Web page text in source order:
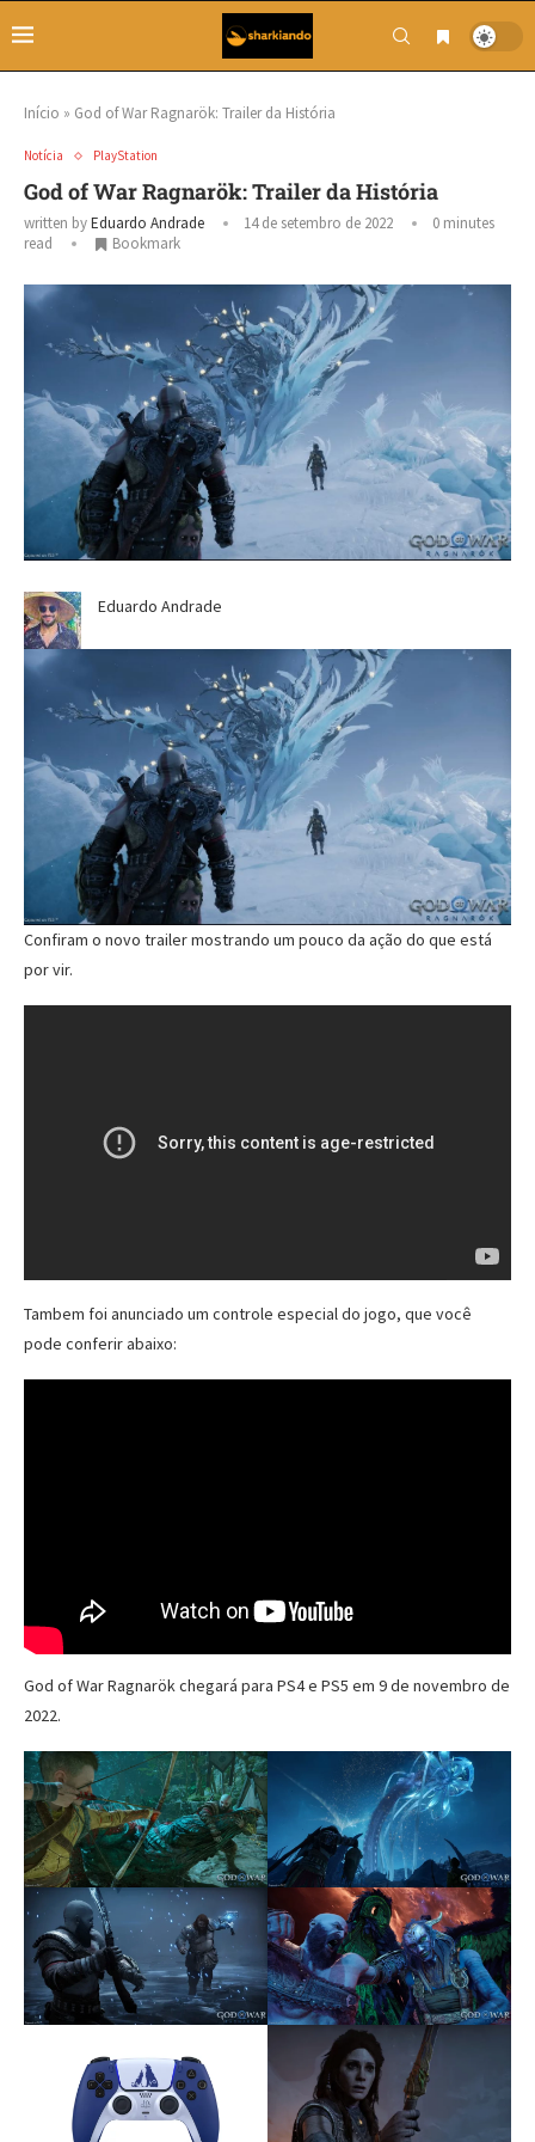
Início » God of War Ragnarök: Trailer da História
Notícia PlayStation
God of War Ragnarök: Trailer da História
written byEduardo Andrade 14 de setembro de 2022
0 minutes
read
Bookmark
Eduardo Andrade
Confiram o novo trailer mostrando um pouco da ação do que está
por vir.
Tambem foi anunciado um controle especial do jogo, que você
pode conferir abaixo:
God of War Ragnarök chegará para PS4 e PS5 em 9 de novembro de
2022.